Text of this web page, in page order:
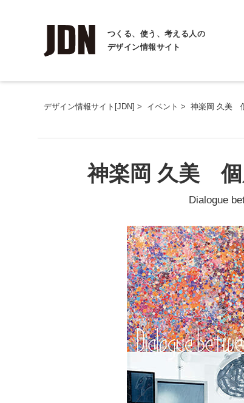
つくる、使う、考える人の
デザイン情報サイト
デザイン情報サイト[JDN] > イベント > 神楽岡 久美
神楽岡 久美
Dialogue